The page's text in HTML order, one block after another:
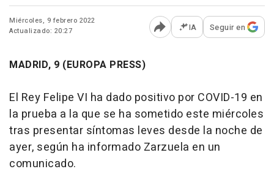
Miércoles, 9 febrero 2022
Actualizado: 20:27
Abrir opciones para
IA Seguir en
MADRID, 9 (EUROPA PRESS)
El Rey Felipe VI ha dado positivo por COVID-19 en
la prueba a la que se ha sometido este miércoles
tras presentar síntomas leves desde la noche de
ayer, según ha informado Zarzuela en un
comunicado.